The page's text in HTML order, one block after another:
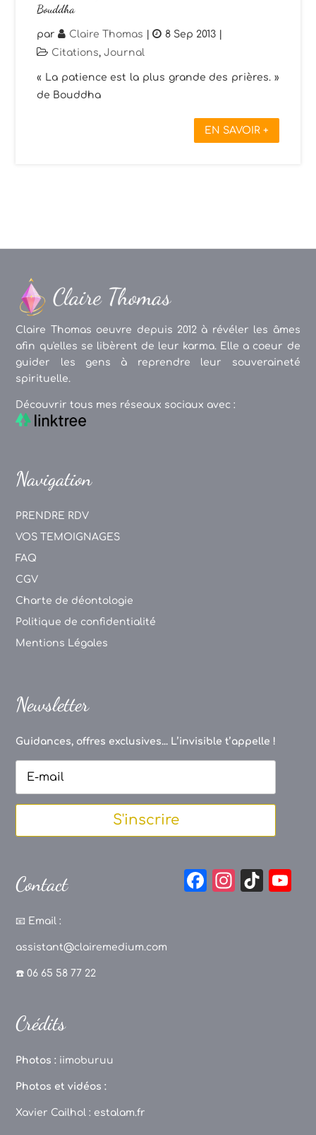
Bouddha
par Claire Thomas | 8 Sep 2013
Citations,Journal
« La patience est la plus grande des prières. »
de Bouddha
EN SAVOIR +
Claire Thomas oeuvre depuis 2012 à révéler les âmes
afin qu'elles se libèrent de leur karma. Elle a coeur de
guider les gens à reprendre leur souveraineté
spirituelle.
Découvrir tous mes réseaux sociaux avec :
Navigation
PRENDRE RDV
VOS TEMOIGNAGES
FAQ
CGV
Charte de déontologie
Politique de confidentialité
Mentions Légales
Newsletter
Guidances, offres exclusives... L’invisible t’appelle !
S'inscrire
Contact
📧 Email :
assistant@clairemedium.com
☎️ 06 65 58 77 22
F
In
Ti
Crédits
Photos : iimoburuu
Photos et vidéos :
Xavier Cailhol : estalam.fr